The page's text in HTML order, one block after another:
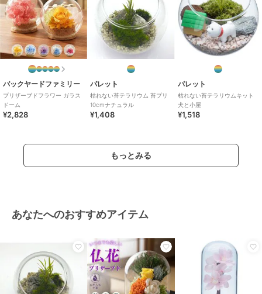
バックヤードファミリー
プリザーブドフラワー ガラス
ドーム
¥2,828
パレット
枯れない苔テラリウム 苔プリ
10cmナチュラル
¥1,408
パレット
枯れない苔テラリウムキット
犬と小屋
¥1,518
もっとみる
あなたへのおすすめアイテム